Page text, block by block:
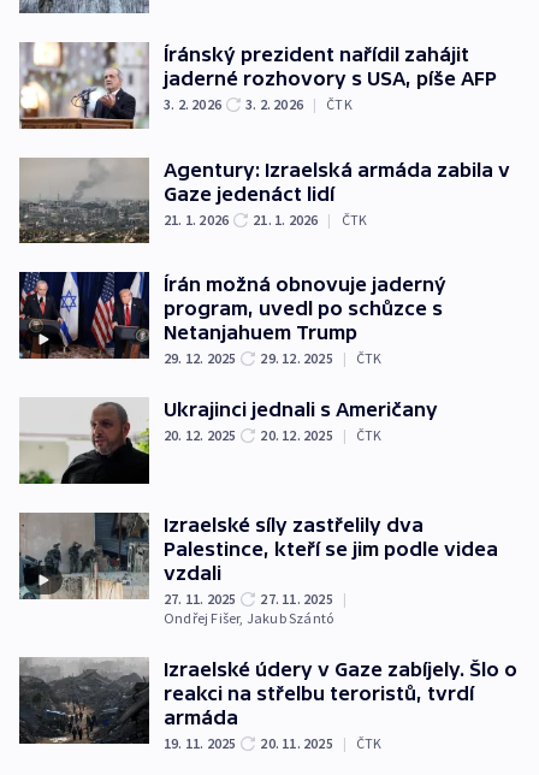
Íránský prezident nařídil zahájit
jaderné rozhovory s USA, píše AFP
3. 2. 2026 3. 2. 2026 | ČTK
Agentury: Izraelská armáda zabila v
Gaze jedenáct lidí
21. 1. 2026 21. 1. 2026 | ČTK
Írán možná obnovuje jaderný
program, uvedl po schůzce s
Netanjahuem Trump
29. 12. 2025 29. 12. 2025 | ČTK
Ukrajinci jednali s Američany
20. 12. 2025 20. 12. 2025 | ČTK
Izraelské síly zastřelily dva
Palestince, kteří se jim podle videa
vzdali
27. 11. 2025 27. 11. 2025
|
Ondřej Fišer, Jakub Szántó
Izraelské údery v Gaze zabíjely. Šlo o
reakci na střelbu teroristů, tvrdí
armáda
19. 11. 2025 20. 11. 2025 | ČTK